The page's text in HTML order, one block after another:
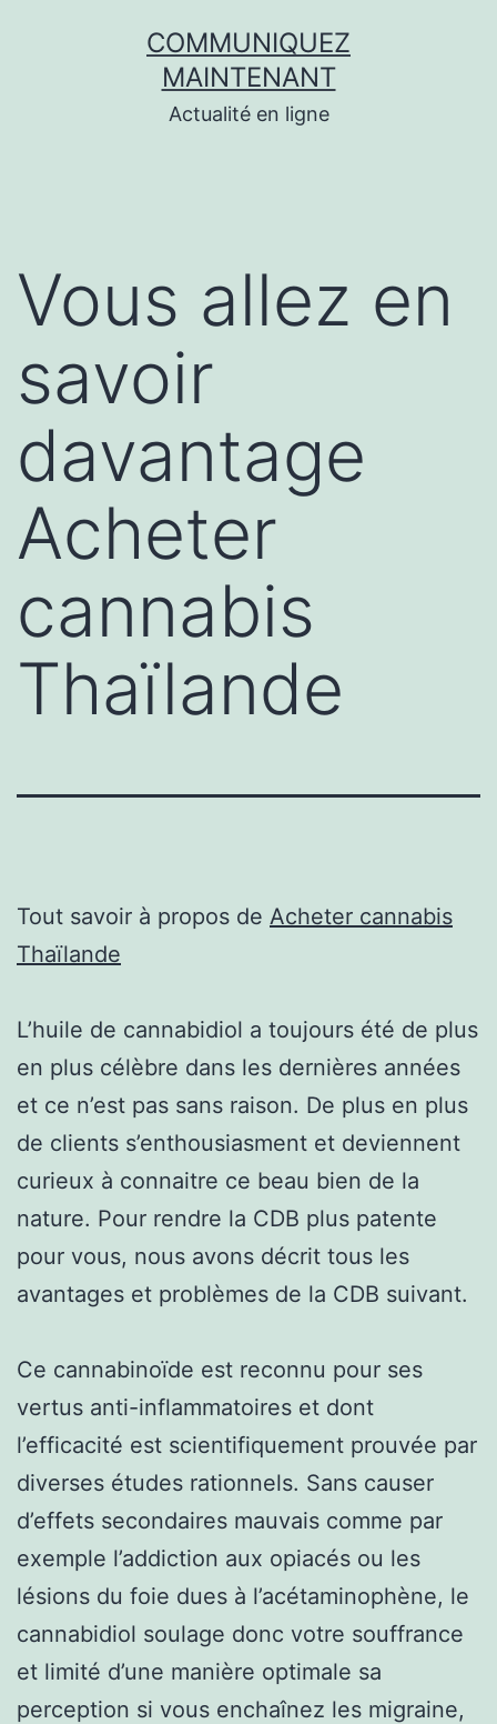
COMMUNIQUEZ
MAINTENANT
Actualité en ligne
Vous allez en
savoir
davantage
Acheter
cannabis
Thaïlande
Tout savoir à propos de Acheter cannabis
Thaïlande
L’huile de cannabidiol a toujours été de plus
en plus célèbre dans les dernières années
et ce n’est pas sans raison. De plus en plus
de clients s’enthousiasment et deviennent
curieux à connaitre ce beau bien de la
nature. Pour rendre la CDB plus patente
pour vous, nous avons décrit tous les
avantages et problèmes de la CDB suivant.
Ce cannabinoïde est reconnu pour ses
vertus anti-inflammatoires et dont
l’efficacité est scientifiquement prouvée par
diverses études rationnels. Sans causer
d’effets secondaires mauvais comme par
exemple l’addiction aux opiacés ou les
lésions du foie dues à l’acétaminophène, le
cannabidiol soulage donc votre souffrance
et limité d’une manière optimale sa
perception si vous enchaînez les migraine,